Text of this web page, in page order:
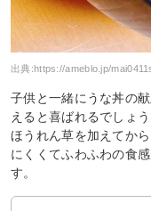
出典: https://ameblo.jp/
子供と一緒にうな丼の
えると喜ばれるでしょ
ほうれん草を加えてか
にくくてふわふわの食
す。